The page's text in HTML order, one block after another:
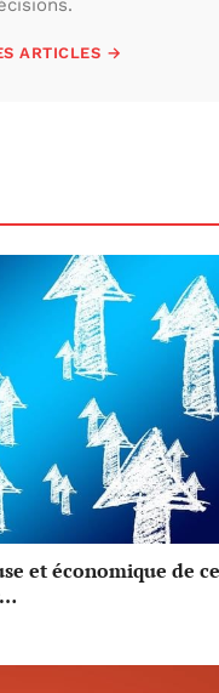
ARTICLES →
et économique de